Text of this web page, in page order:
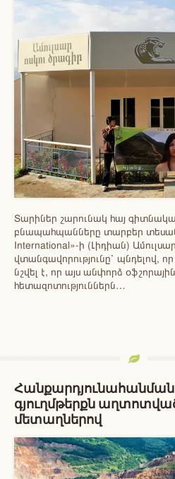
Տարիներ շարունակ հայ
բնապահպանները տարբեր
International»-ի (Լիդիան)
վտանգավորությունը՝ պնդելով,
նշվել է, որ այս անփորձ
հետազոտություններն…
Հանքարդյունահանման
գյուղմթերքն
մետաղներով